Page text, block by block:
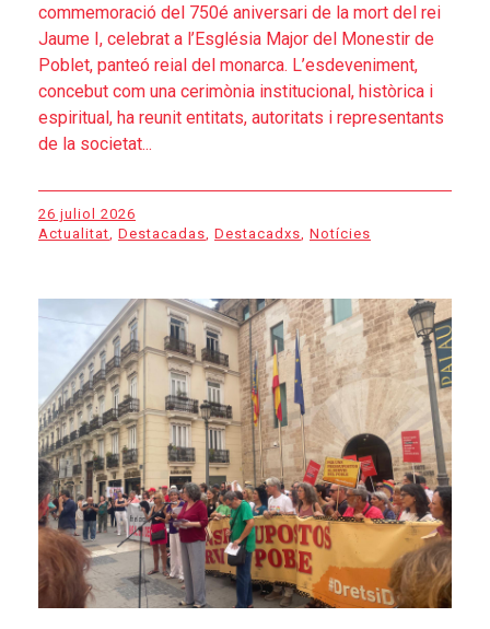
commemoració del 750é aniversari de la mort del rei
Jaume I, celebrat a l’Església Major del Monestir de
Poblet, panteó reial del monarca. L’esdeveniment,
concebut com una cerimònia institucional, històrica i
espiritual, ha reunit entitats, autoritats i representants
de la societat...
26 juliol 2026
Actualitat Destacadas Destacadxs Notícies